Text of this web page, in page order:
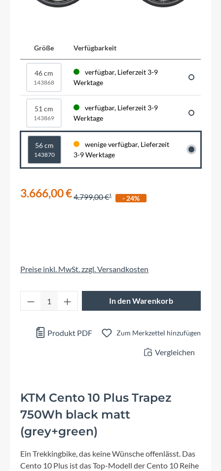
Größe Verfügbarkeit
46 cm
143868
verfügbar, Lieferzeit 3-9
Werktage
51 cm
143869
verfügbar, Lieferzeit 3-9
Werktage
56 cm
143870
wenige verfügbar, Lieferzeit
3-9 Werktage
3.666,00 €4.799,00 € - 24%
Preise inkl. MwSt. zzgl. Versandkosten
Produkt Anzahl: Gib den gewünschten
In den Warenkorb
Produkt PDF Zum Merkzettel hinzufügen
Vergleichen
KTM Cento 10 Plus Trapez
750Wh black matt
(grey+green)
Ein Trekkingbike, das keine Wünsche offenlässt. Das
Cento 10 Plus ist das Top-Modell der Cento 10 Reihe